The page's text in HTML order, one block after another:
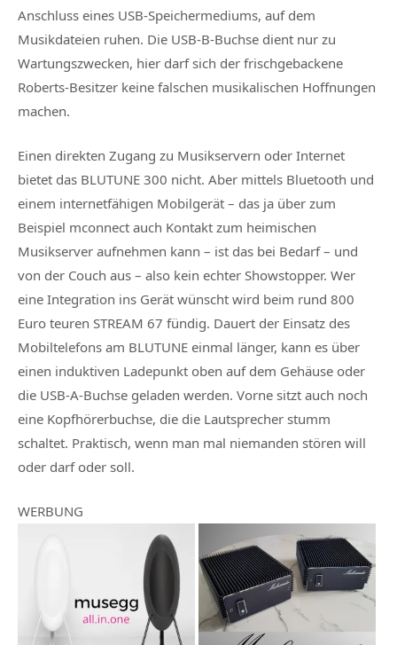
Anschluss eines USB-Speichermediums, auf dem
Musikdateien ruhen. Die USB-B-Buchse dient nur zu
Wartungszwecken, hier darf sich der frischgebackene
Roberts-Besitzer keine falschen musikalischen Hoffnungen
machen.
Einen direkten Zugang zu Musikservern oder Internet
bietet das BLUTUNE 300 nicht. Aber mittels Bluetooth und
einem internetfähigen Mobilgerät – das ja über zum
Beispiel mconnect auch Kontakt zum heimischen
Musikserver aufnehmen kann – ist das bei Bedarf – und
von der Couch aus – also kein echter Showstopper. Wer
eine Integration ins Gerät wünscht wird beim rund 800
Euro teuren STREAM 67 fündig. Dauert der Einsatz des
Mobiltelefons am BLUTUNE einmal länger, kann es über
einen induktiven Ladepunkt oben auf dem Gehäuse oder
die USB-A-Buchse geladen werden. Vorne sitzt auch noch
eine Kopfhörerbuchse, die die Lautsprecher stumm
schaltet. Praktisch, wenn man mal niemanden stören will
oder darf oder soll.
WERBUNG